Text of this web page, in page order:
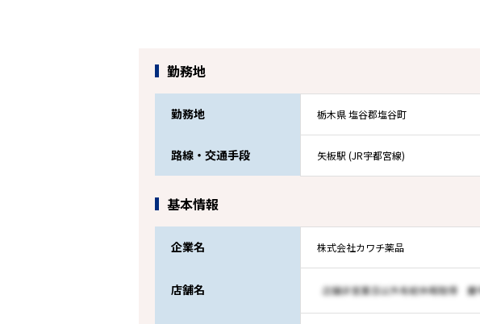
勤務地
勤務地 栃木県 塩谷郡塩谷町
路線・交通手段 矢板駅 (JR宇都宮線)
基本情報
企業名 株式会社カワチ薬品
店舗名